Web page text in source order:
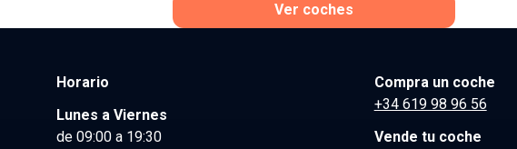
Ver coches
Horario
Lunes a Viernes
de 09:00 a 19:30
Compra un coche
+34 619 98 96 56
Vende tu coche